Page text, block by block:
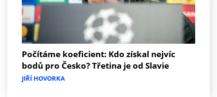
Počítáme koeficient: Kdo získal nejvíc
bodů pro Česko? Třetina je od Slavie
JIŘÍ HOVORKA